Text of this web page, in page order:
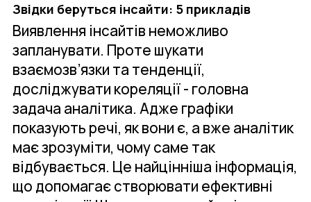
Звідки беруться інсайти: 5 прикладів
Виявлення інсайтів неможливо
запланувати. Проте шукати
взаємозв’язки та тенденції,
досліджувати кореляції - головна
задача аналітика. Адже графіки
показують речі, як вони є, а вже аналітик
має зрозуміти, чому саме так
відбувається. Це найцінніша інформація,
що допомагає створювати ефективні